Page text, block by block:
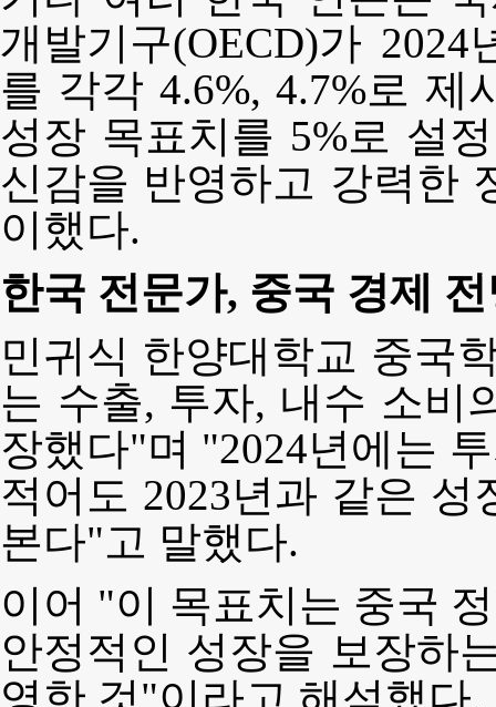
개발기구(OECD)가
를 각각 4.6%, 4.7%로
성장 목표치를 5%로 설
신감을 반영하고 강력한
이했다.
한국 전문가, 중국 경제
민귀식 한양대학교 중국
는 수출, 투자, 내수 소비
장했다"며 "2024년에는
적어도 2023년과 같은
본다"고 말했다.
이어 "이 목표치는 중국
안정적인 성장을 보장하